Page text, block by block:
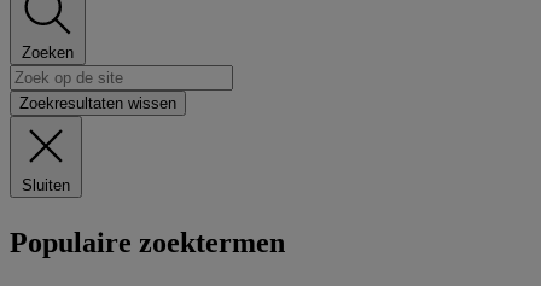
Zoeken
Zoekresultaten wissen
Sluiten
Populaire zoektermen